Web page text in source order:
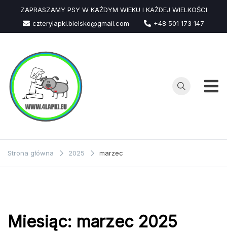
Przejdź
treści
ZAPRASZAMY PSY W KAŻDYM WIEKU I KAŻDEJ WIELKOŚCI
czterylapki.bielsko@gmail.com
+48 501 173 147
Strona główna 2025 marzec
Miesiąc: marzec 2025